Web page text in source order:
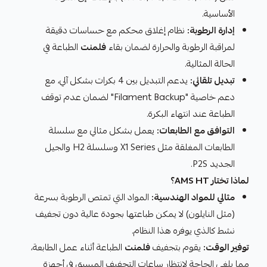
الأساسية.
إدارة الرطوبة: نظام إغلاق محكم مع حساسات دقيقة
لمراقبة الرطوبة والحرارة لضمان بقاءفلمنت الطباعة في
الحالة المثالية.
تبديل تلقائي:
يدعم التبديل بين 4 بكرات بشكل آلي، مع
دعم خاصية "Filament Backup" لضمان عدم توقف
الطباعة عند انتهاء البكرة.
التوافق مع الطابعات: يعمل بشكل مثالي مع سلسلة
الطابعات المغلقة مثل X1 Series وسلسلة H2 والجيل
الجديد P2S.
لماذا تختار AMS HT؟
مثالي للمواد الهندسية: المواد التي تمتص الرطوبة بسرعة
(مثل النايلون) لا يمكن طباعتها بجودة عالية دون تجفيف
نشط كالذي يوفره هذا النظام.
توفير الوقت: يقوم بتجفيففلمنت الطباعة أثناء عمل الطابعة،